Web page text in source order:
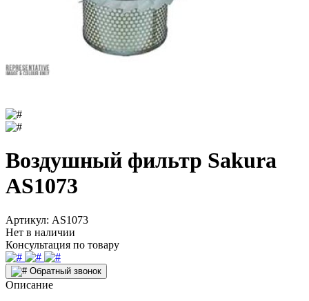
Воздушный фильтр Sakura
AS1073
Артикул: AS1073
Нет в наличии
Консультация по товару
Обратный звонок
Описание